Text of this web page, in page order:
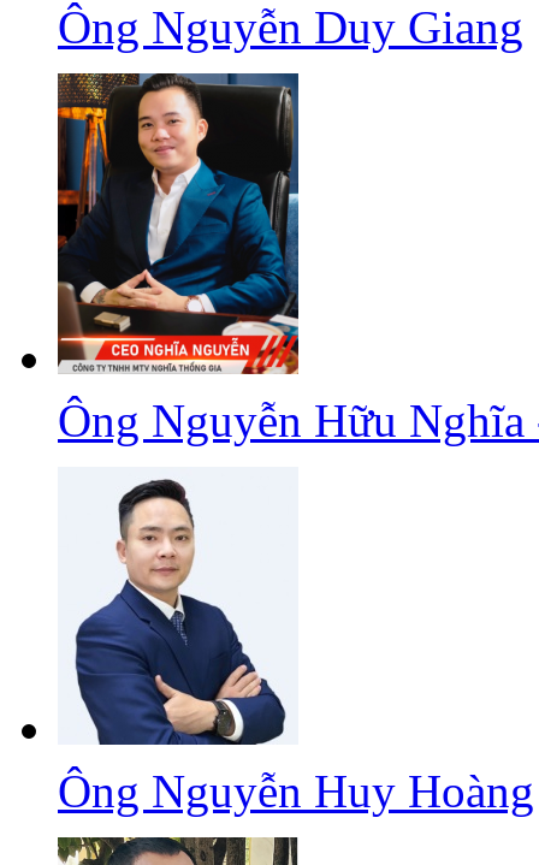
Ông Nguyễn Duy Giang
Ông Nguyễn Hữu Nghĩa
Ông Nguyễn Huy Hoàng